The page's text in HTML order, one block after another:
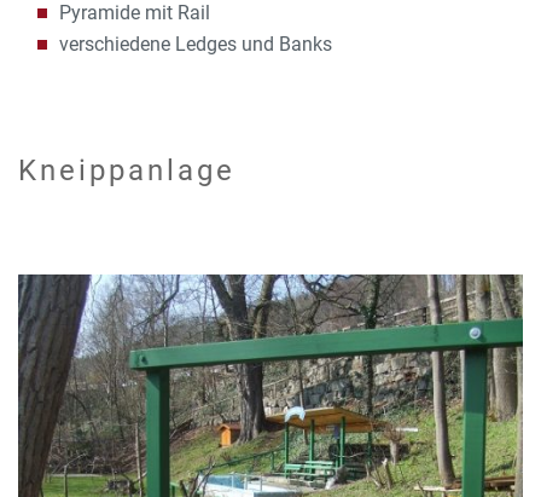
Pyramide mit Rail
verschiedene Ledges und Banks
Kneippanlage